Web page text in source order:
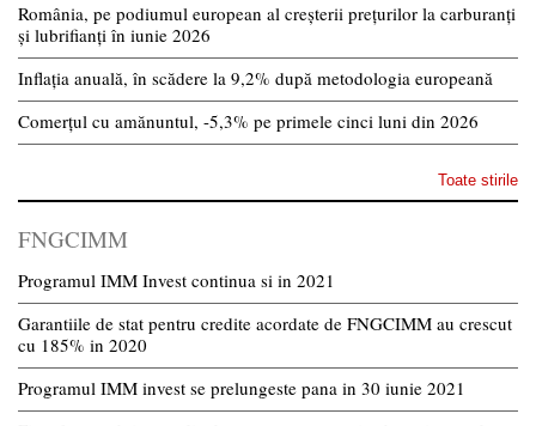
România, pe podiumul european al creșterii prețurilor la carburanți
și lubrifianți în iunie 2026
Inflația anuală, în scădere la 9,2% după metodologia europeană
Comerțul cu amănuntul, -5,3% pe primele cinci luni din 2026
Toate stirile
FNGCIMM
Programul IMM Invest continua si in 2021
Garantiile de stat pentru credite acordate de FNGCIMM au crescut
cu 185% in 2020
Programul IMM invest se prelungeste pana in 30 iunie 2021